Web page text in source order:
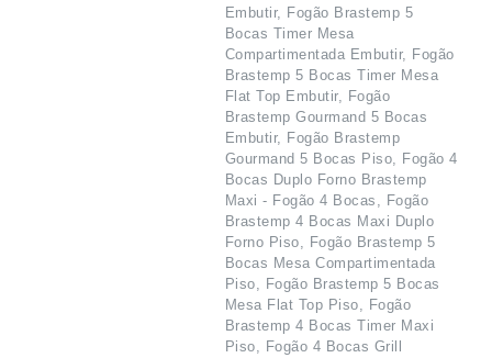
Embutir, Fogão Brastemp 5
Bocas Timer Mesa
Compartimentada Embutir, Fogão
Brastemp 5 Bocas Timer Mesa
Flat Top Embutir, Fogão
Brastemp Gourmand 5 Bocas
Embutir, Fogão Brastemp
Gourmand 5 Bocas Piso, Fogão 4
Bocas Duplo Forno Brastemp
Maxi - Fogão 4 Bocas, Fogão
Brastemp 4 Bocas Maxi Duplo
Forno Piso, Fogão Brastemp 5
Bocas Mesa Compartimentada
Piso, Fogão Brastemp 5 Bocas
Mesa Flat Top Piso, Fogão
Brastemp 4 Bocas Timer Maxi
Piso, Fogão 4 Bocas Grill